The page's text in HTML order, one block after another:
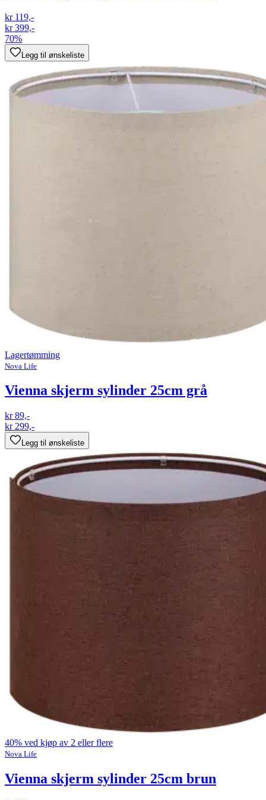
kr 119,-
kr 399,-
70%
Legg til ønskeliste
Lagertømming
Nova Life
Vienna skjerm sylinder 25cm grå
kr 89,-
kr 299,-
Legg til ønskeliste
40% ved kjøp av 2 eller flere
Nova Life
Vienna skjerm sylinder 25cm brun